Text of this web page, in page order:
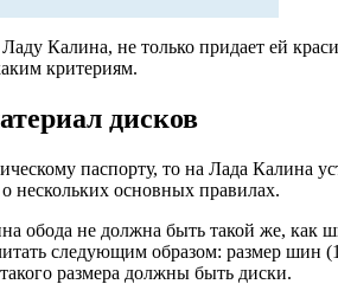
Калина, не только придает ей
критериям.
дисков
паспорту, то на Лада Калина
нескольких основных правилах.
обода не должна быть такой же, как
следующим образом: размер
размера должны быть диски.